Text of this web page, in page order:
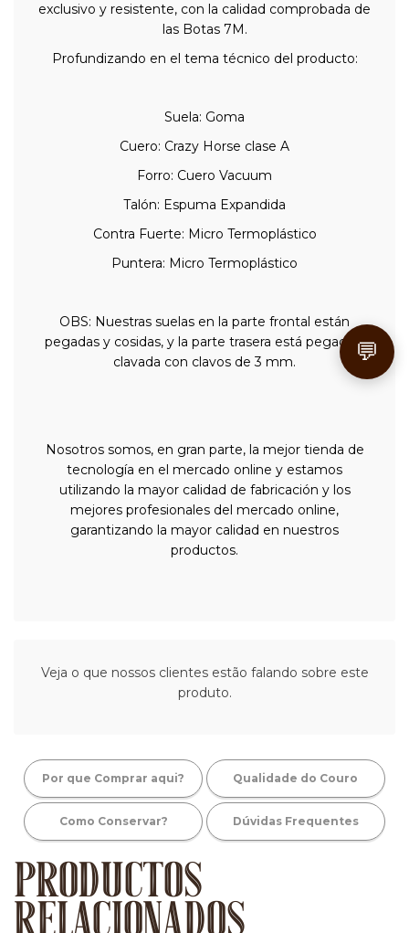
exclusivo y resistente, con la calidad comprobada de
las Botas 7M.
Profundizando en el tema técnico del producto:
Suela: Goma
Cuero: Crazy Horse clase A
Forro: Cuero Vacuum
Talón: Espuma Expandida
Contra Fuerte: Micro Termoplástico
Puntera: Micro Termoplástico
OBS: Nuestras suelas en la parte frontal están
pegadas y cosidas, y la parte trasera está pegada y
clavada con clavos de 3 mm.
Nosotros somos, en gran parte, la mejor tienda de
tecnología en el mercado online y estamos
utilizando la mayor calidad de fabricación y los
mejores profesionales del mercado online,
garantizando la mayor calidad en nuestros
productos.
Veja o que nossos clientes estão falando sobre este
produto.
Por que Comprar aqui? Qualidade do Couro
Como Conservar? Dúvidas Frequentes
PRODUCTOS
💬